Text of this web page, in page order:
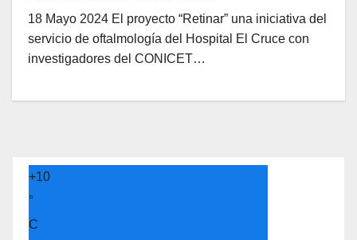
18 Mayo 2024 El proyecto “Retinar” una iniciativa del
servicio de oftalmología del Hospital El Cruce con
investigadores del CONICET…
+10
°
C